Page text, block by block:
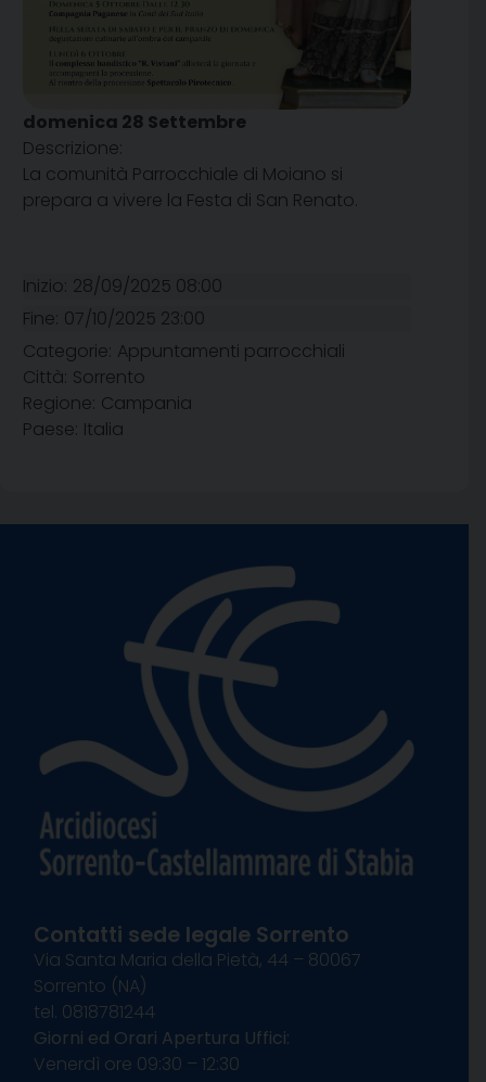
domenica 28 Settembre
Descrizione:
La comunità Parrocchiale di Moiano si
prepara a vivere la Festa di San Renato.
Inizio: 28/09/2025 08:00
Fine: 07/10/2025 23:00
Categorie: Appuntamenti parrocchiali
Città: Sorrento
Regione: Campania
Paese: Italia
Contatti sede legale Sorrento
Via Santa Maria della Pietà, 44 – 80067
Sorrento (NA)
tel. 0818781244
Giorni ed Orari Apertura Uffici:
Venerdì ore 09:30 – 12:30